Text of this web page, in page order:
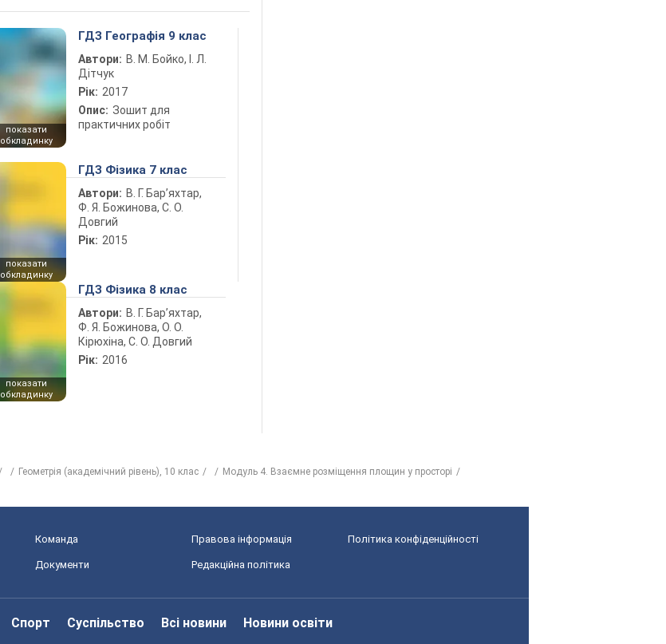
показати
обкладинку
ГДЗ Географія 9 клас
Автори: В. М. Бойко, І. Л.
Дітчук
Рік: 2017
Опис: Зошит для
практичних робіт
показати
обкладинку
ГДЗ Фізика 7 клас
Автори: В. Г. Бар’яхтар,
Ф. Я. Божинова, С. О.
Довгий
Рік: 2015
показати
обкладинку
ГДЗ Фізика 8 клас
Автори: В. Г. Бар’яхтар,
Ф. Я. Божинова, О. О.
Кірюхіна, С. О. Довгий
Рік: 2016
Геометрія (академічний рівень), 10 клас
Модуль 4. Взаємне розміщення площин у просторі
Команда Правова інформація Політика конфіденційності
Документи Редакційна політика
Спорт Суспільство Всі новини Новини освіти